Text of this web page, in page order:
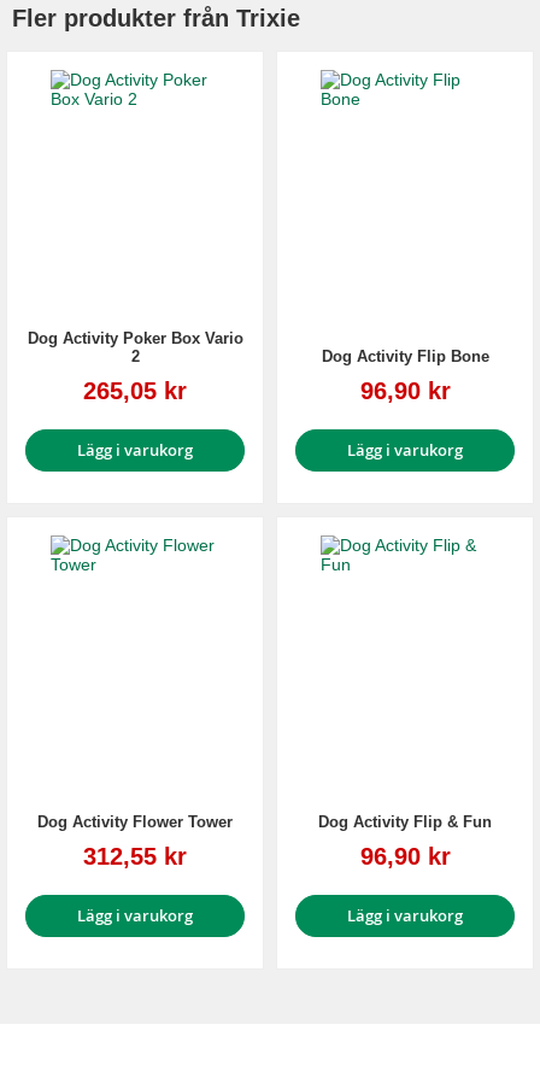
Fler produkter från Trixie
Dog Activity Poker Box Vario
2
Reapris
265,05 kr
Lägg i varukorg
Dog Activity Flip Bone
Reapris
96,90 kr
Lägg i varukorg
Dog Activity Flower Tower
Reapris
312,55 kr
Lägg i varukorg
Dog Activity Flip & Fun
Reapris
96,90 kr
Lägg i varukorg